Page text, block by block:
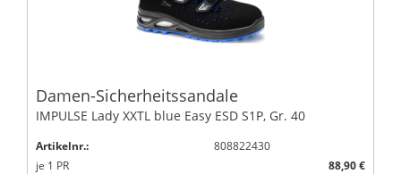
Damen-Sicherheitssandale
IMPULSE Lady XXTL blue Easy ESD S1P, Gr. 40
Artikelnr.:
808822430
je 1 PR 88,90 €